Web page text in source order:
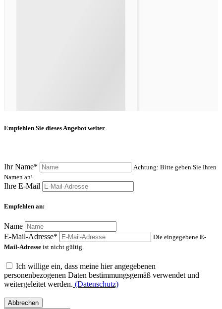
Empfehlen Sie dieses Angebot weiter
Ihr Name*
Achtung: Bitte geben Sie Ihren
Namen an!
Ihre E-Mail
Empfehlen an:
Name
E-Mail-Adresse*
Die eingegebene E-
Mail-Adresse ist nicht gültig.
Ich willige ein, dass meine hier angegebenen
personenbezogenen Daten bestimmungsgemäß verwendet und
weitergeleitet werden. (Datenschutz)
Abbrechen